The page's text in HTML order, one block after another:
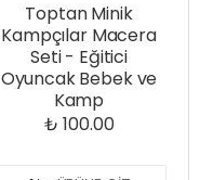
Toptan Minik
Kampçılar Macera
Seti - Eğitici
Oyuncak Bebek ve
Kamp
₺ 100.00